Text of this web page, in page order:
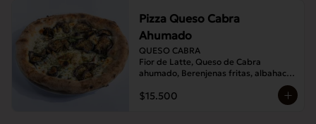
Pizza Queso Cabra
Ahumado
QUESO CABRA
Fior de Latte, Queso de Cabra
ahumado, Berenjenas fritas, albahaca ,
$15.500